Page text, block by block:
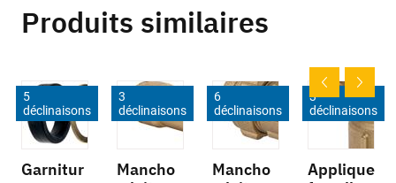
Produits similaires
5
déclinaisons
Garnitur
3
déclinaisons
Mancho
6
déclinaisons
Mancho
3
déclinaisons
Applique